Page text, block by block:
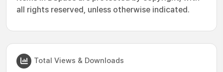
all rights reserved, unless otherwise indicated.
Total Views & Downloads